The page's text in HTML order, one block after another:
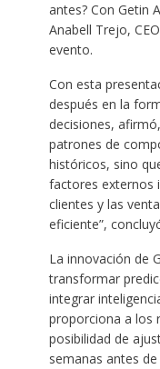
antes? Con Getin
Anabell Trejo,
evento.
Con esta
después en la
decisiones,
patrones de
históricos, sino
factores externos
clientes y las
eficiente”,
La innovación de
transformar
integrar
proporciona a los
posibilidad de
semanas antes